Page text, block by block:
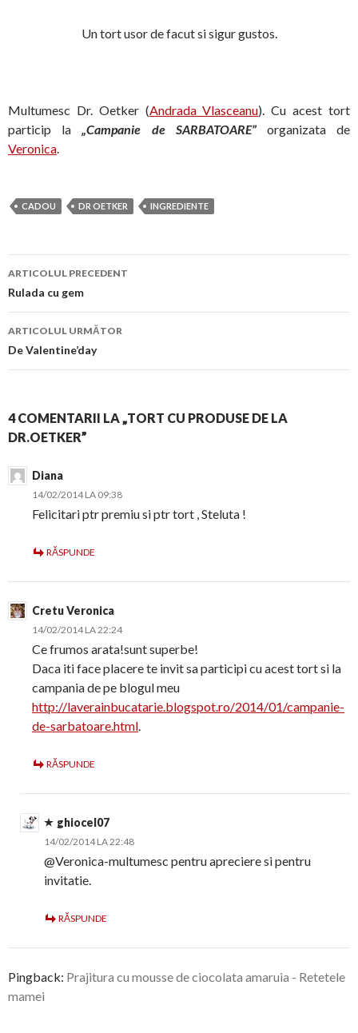
Un tort usor de facut si sigur gustos.
Multumesc Dr. Oetker (Andrada Vlasceanu). Cu acest tort
particip la„Campanie de SARBATOARE” organizata de
Veronica.
CADOU DR OETKER INGREDIENTE
Navigare
în
articol
ARTICOLUL PRECEDENT
Rulada cu gem
ARTICOLUL URMĂTOR
De Valentine’day
4 COMENTARII LA „TORT CU PRODUSE DE LA
DR.OETKER”
Diana
14/02/2014 LA 09:38
Felicitari ptr premiu si ptr tort , Steluta !
RĂSPUNDE
Cretu Veronica
14/02/2014 LA 22:24
Ce frumos arata!sunt superbe!
Daca iti face placere te invit sa participi cu acest tort si la
campania de pe blogul meu
http://laverainbucatarie.blogspot.ro/2014/01/campanie-
de-sarbatoare.html.
RĂSPUNDE
ghiocel07
14/02/2014 LA 22:48
@Veronica-multumesc pentru apreciere si pentru
invitatie.
RĂSPUNDE
Pingback: Prajitura cu mousse de ciocolata amaruia - Retetele
mamei